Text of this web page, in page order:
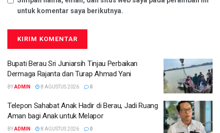
untuk komentar saya berikutnya.
Bupati Berau Sri Juniarsih Tinjau Perbaikan
Dermaga Rajanta dan Turap Ahmad Yani
BYADMIN 8 AGUSTUS 2026 0
Telepon Sahabat Anak Hadir di Berau, Jadi Ruang
Aman bagi Anak untuk Melapor
BYADMIN 8 AGUSTUS 2026 0